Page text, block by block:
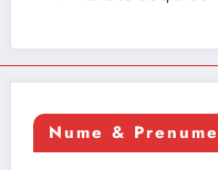
Nume & Prenume